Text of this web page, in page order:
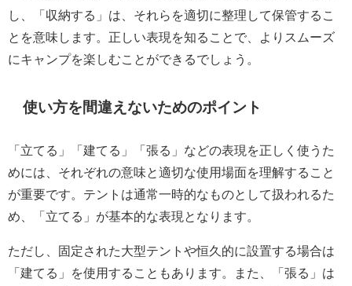
し、「収納する」は、それらを適切に整理して保管するこ
とを意味します。正しい表現を知ることで、よりスムーズ
にキャンプを楽しむことができるでしょう。
使い方を間違えないためのポイント
「立てる」「建てる」「張る」などの表現を正しく使うた
めには、それぞれの意味と適切な使用場面を理解すること
が重要です。テントは通常一時的なものとして扱われるた
め、「立てる」が基本的な表現となります。
ただし、固定された大型テントや恒久的に設置する場合は
「建てる」を使用することもあります。また、「張る」は